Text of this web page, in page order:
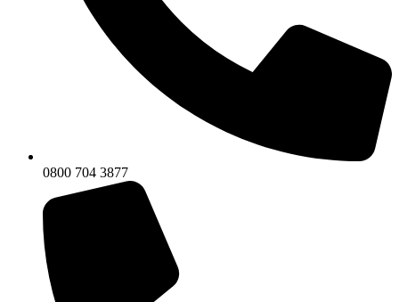
0800 704 3877